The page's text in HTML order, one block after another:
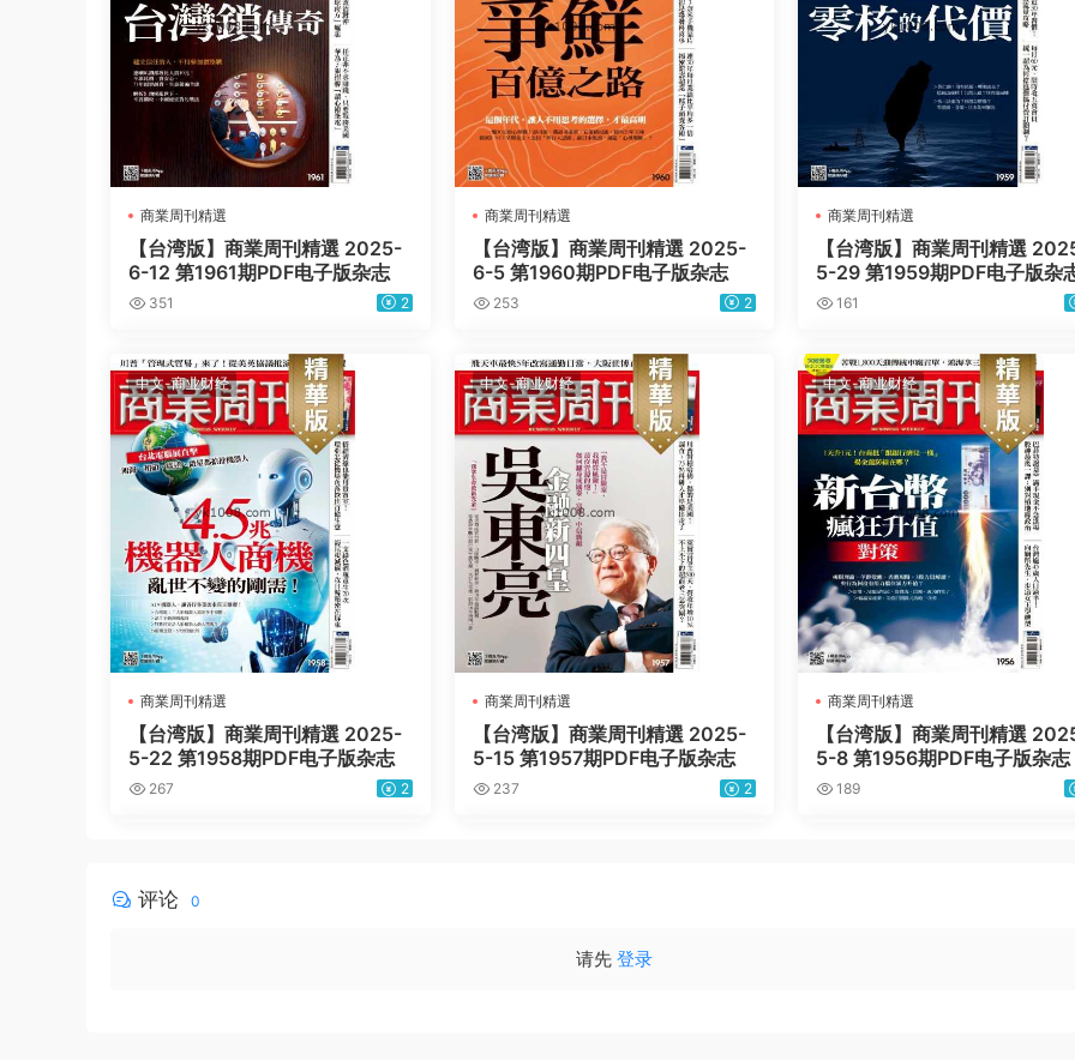
商業周刊精選
【台湾版】商業周刊精選 2025-
6-12 第1961期PDF电子版杂志
351 2
商業周刊精選
【台湾版】商業周刊精選 2025-
6-5 第1960期PDF电子版杂志
253 2
商業周刊精選
【台湾版】商業周刊精選
5-29 第1959期PDF电子版杂
161
中文-商业财经
商業周刊精選
【台湾版】商業周刊精選 2025-
5-22 第1958期PDF电子版杂志
267 2
中文-商业财经
商業周刊精選
【台湾版】商業周刊精選 2025-
5-15 第1957期PDF电子版杂志
237 2
中文-商业财经
商業周刊精選
【台湾版】商業周刊精選
5-8 第1956期PDF电子版杂志
189
评论 0
请先 登录